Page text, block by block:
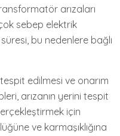
arızaları
sebep elektrik
bu nedenlere bağlı
edilmesi ve onarım
arızanın yerini tespit
için
ve karmaşıklığına